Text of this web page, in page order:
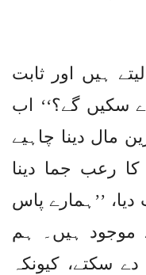
ہیں اور ثابت
سکیں گے؟‘‘ اب
مال دینا چاہیے
کا رعب جما دینا
’’ہمارے پاس
موجود ہیں۔ ہم
سکتے، کیونکہ